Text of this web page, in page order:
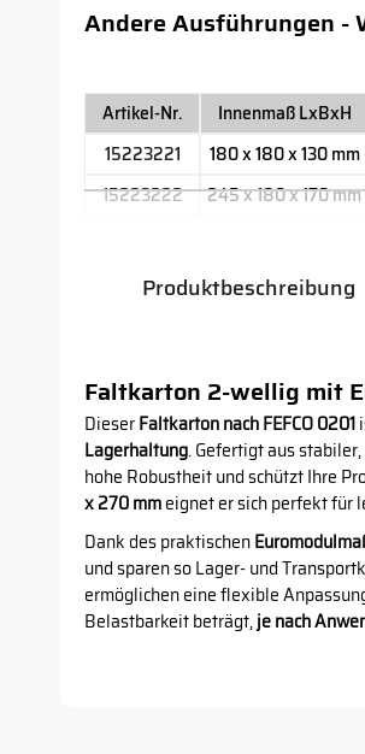
Andere Ausführungen -
Artikel-Nr.
Innenmaß LxBxH
15223221
180 x 180 x 130 mm
15223222
245 x 180 x 170 mm
Produktbeschreibung
Faltkarton 2-wellig mit
DieserFaltkarton nach FEFCO 0201
Lagerhaltung. Gefertigt aus stabiler,
hohe Robustheit und schützt Ihre
x 270 mmeignet er sich perfekt für
Dank des praktischen
und sparen so Lager- und
ermöglichen eine flexible
Belastbarkeit beträgt,je nach